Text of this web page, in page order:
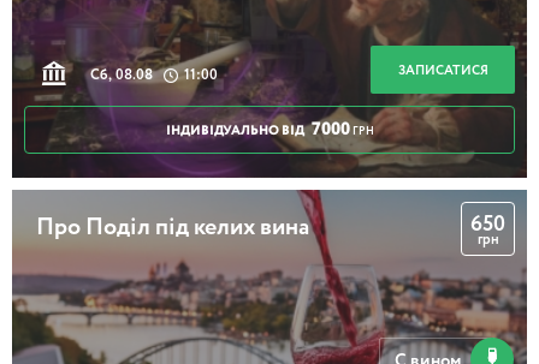
Давній Київ
3 години
Секретний Київ
Сб, 08.08 11:00 ЗАПИСАТИСЯ
ІНДИВІДУАЛЬНО ВІД 7000 ГРН
Про Поділ під келих вина 650
грн